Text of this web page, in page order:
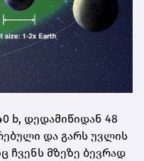
b, დე­და­მი­წი­დან 48
და გარს უვ­ლის
ჩვენს მზე­ზე ბევ­რად